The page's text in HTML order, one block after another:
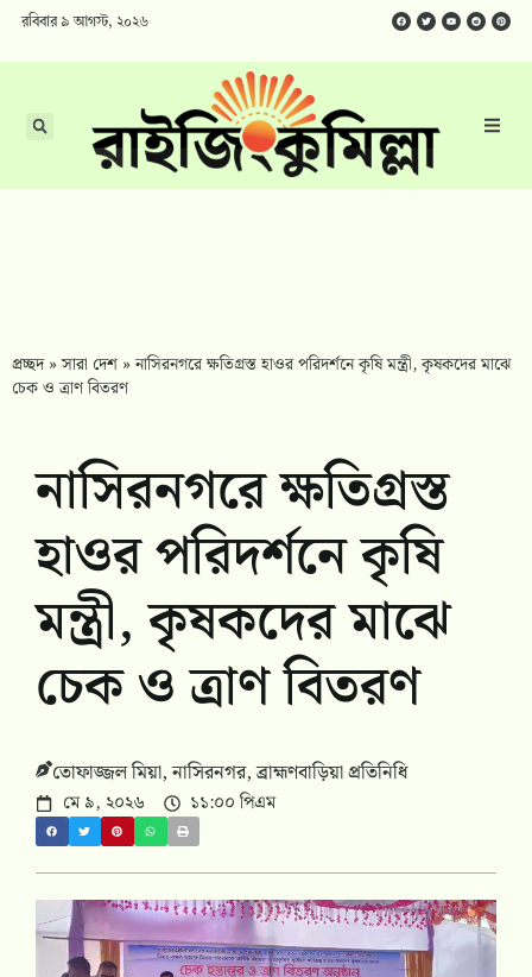
রবিবার ৯ আগস্ট, ২০২৬
প্রচ্ছদ»সারা দেশ »নাসিরনগরে ক্ষতিগ্রস্ত হাওর পরিদর্শনে কৃষি মন্ত্রী, কৃষকদের মাঝে
চেক ও ত্রাণ বিতরণ
নাসিরনগরে ক্ষতিগ্রস্ত
হাওর পরিদর্শনে কৃষি
মন্ত্রী, কৃষকদের মাঝে
চেক ও ত্রাণ বিতরণ
তোফাজ্জল মিয়া, নাসিরনগর, ব্রাহ্মণবাড়িয়া প্রতিনিধি
মে ৯, ২০২৬ ১১:০০ পিএম